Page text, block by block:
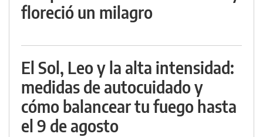
floreció un milagro
El Sol, Leo y la alta intensidad:
medidas de autocuidado y
cómo balancear tu fuego hasta
el 9 de agosto